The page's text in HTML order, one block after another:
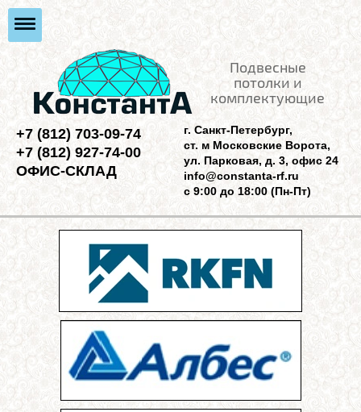
Подвесные
потолки и
комплектующие
+7 (812) 703-09-74
+7 (812) 927-74-00
ОФИС-СКЛАД
г. Санкт-Петербург,
ст. м Московские Ворота,
ул. Парковая, д. 3, офис 24
info@constanta-rf.ru
с 9:00 до 18:00 (Пн-Пт)